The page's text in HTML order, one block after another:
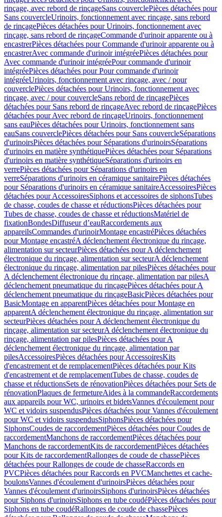
rinçage, avec rebord de rinçageSans couverclePièces détachées pour
Sans couvercleUrinoirs, fonctionnement avec rinçage, sans rebord
de rinçagePièces détachées pour Urinoirs, fonctionnement avec
rinçage, sans rebord de rinçageCommande d'urinoir apparente ou à
encastrerPièces détachées pour Commande d'urinoir apparente ou à
encastrerAvec commande d'urinoir intégréePièces détachées pour
Avec commande d'urinoir intégréePour commande d'urinoir
intégréePièces détachées pour Pour commande d'urinoir
intégréeUrinoirs, fonctionnement avec rinçage, avec / pour
couverclePièces détachées pour Urinoirs, fonctionnement avec
rinçage, avec / pour couvercleSans rebord de rinçagePièces
détachées pour Sans rebord de rinçageAvec rebord de rinçagePièces
détachées pour Avec rebord de rinçageUrinoirs, fonctionnement
sans eauPièces détachées pour Urinoirs, fonctionnement sans
eauSans couverclePièces détachées pour Sans couvercleSéparations
d'urinoirsPièces détachées pour Séparations d'urinoirsSéparations
d'urinoirs en matière synthétiquePièces détachées pour Séparations
d'urinoirs en matière synthétiqueSéparations d'urinoirs en
verrePièces détachées pour Séparations d'urinoirs en
verreSéparations d'urinoirs en céramique sanitairePièces détachées
pour Séparations d'urinoirs en céramique sanitaireAccessoiresPièces
détachées pour AccessoiresSiphons et accessoires de siphonsTubes
de chasse, coudes de chasse et réductionsPièces détachées pour
Tubes de chasse, coudes de chasse et réductionsMatériel de
fixationBondesDiffuseur d’eauRaccordements aux
appareilsCommandes d'urinoirMontage encastréPièces détachées
pour Montage encastréA déclenchement électronique du rinçage,
alimentation sur secteurPièces détachées pour A déclenchement
électronique du rinçage, alimentation sur secteurA déclenchement
électronique du rinçage, alimentation par pilesPièces détachées pour
A déclenchement électronique du rinçage, alimentation par pilesA
déclenchement pneumatique du rinçagePièces détachées pour A
déclenchement pneumatique du rinçageBasicPièces détachées pour
BasicMontage en apparentPièces détachées pour Montage en
apparentA déclenchement électronique du rinçage, alimentation sur
secteurPièces détachées pour A déclenchement électronique du
rinçage, alimentation sur secteurA déclenchement électronique du
rinçage, alimentation par pilesPièces détachées pour A
déclenchement électronique du rinçage, alimentation par
pilesAccessoiresPièces détachées pour AccessoiresKits
d'encastrement et de remplacementPièces détachées pour Kits
d'encastrement et de remplacementTubes de chasse, coudes de
chasse et réductionsSets de rénovationPièces détachées pour Sets de
rénovationPlaques de fermetureAides à la commandeRaccordements
aux appareils pour WC, urinoirs et bidetsVannes d'écoulement pour
WC et vidoirs suspendusPièces détachées pour Vannes d'écoulement
pour WC et vidoirs suspendusSiphonsPièces détachées pour
SiphonsCoudes de raccordementPièces détachées pour Coudes de
raccordementManchons de raccordementPièces détachées pour
Manchons de raccordementKits de raccordementPièces détachées
pour Kits de raccordementRallonges de coude de chassePièces
détachées pour Rallonges de coude de chasseRaccords en
PVCPièces détachées pour Raccords en PVCManchettes et cache-
boulonsVannes d'écoulement d'urinoirsPièces détachées pour
Vannes d'écoulement d'urinoirsSiphons d'urinoirsPièces détachées
pour Siphons d'urinoirsSiphons en tube coudéPièces détachées pour
Siphons en tube coudéRallonges de coude de chassePièces